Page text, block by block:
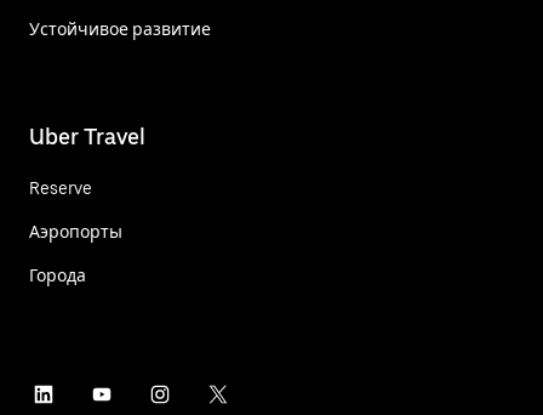
Устойчивое развитие
Uber Travel
Reserve
Аэропорты
Города